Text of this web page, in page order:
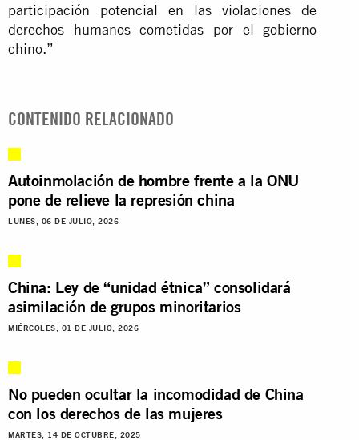
participación potencial en las violaciones de
derechos humanos cometidas por el gobierno
chino.”
CONTENIDO RELACIONADO
Autoinmolación de hombre frente a la ONU
pone de relieve la represión china
LUNES, 06 DE JULIO, 2026
China: Ley de “unidad étnica” consolidará
asimilación de grupos minoritarios
MIÉRCOLES, 01 DE JULIO, 2026
No pueden ocultar la incomodidad de China
con los derechos de las mujeres
MARTES, 14 DE OCTUBRE, 2025